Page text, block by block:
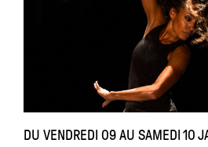
DU VENDREDI 09 AU SAMEDI 10